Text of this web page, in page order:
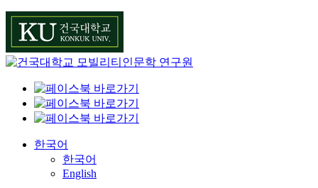
Skip
content
한국어
한국어
English